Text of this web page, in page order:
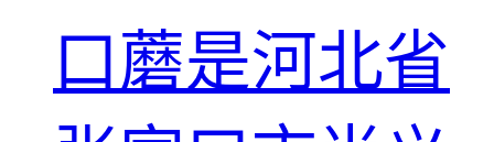
口蘑是河北省